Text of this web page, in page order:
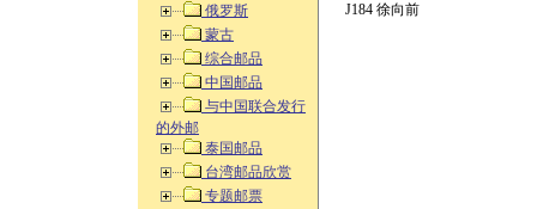
俄罗斯
蒙古
综合邮品
中国邮品
与中国联合发行
的外邮
泰国邮品
台湾邮品欣赏
专题邮票
J184 徐向前